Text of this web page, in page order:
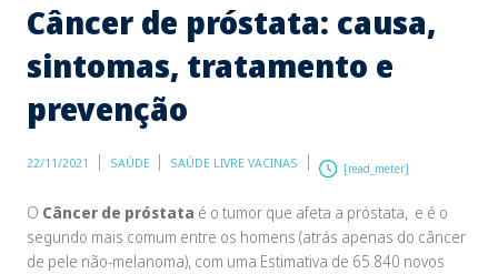
Câncer de próstata: causa,
sintomas, tratamento e
prevenção
22/11/2021 SAÚDE SAÚDE LIVRE VACINAS [read_meter]
O Câncer de próstata é o tumor que afeta a próstata, e é o
segundo mais comum entre os homens (atrás apenas do câncer
de pele não-melanoma), com uma Estimativa de 65.840 novos